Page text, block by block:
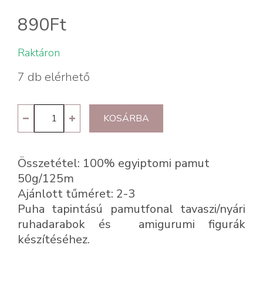
890Ft
Raktáron
7 db elérhető
1782
KOSÁRBA
Összetétel: 100% egyiptomi pamut
50g/125m
Ajánlott tűméret: 2-3
Puha tapintású pamutfonal tavaszi/nyári
ruhadarabok és amigurumi figurák
készítéséhez.